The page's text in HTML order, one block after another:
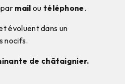
mail ou téléphone.
évoluent dans un
nocifs.
de châtaignier.